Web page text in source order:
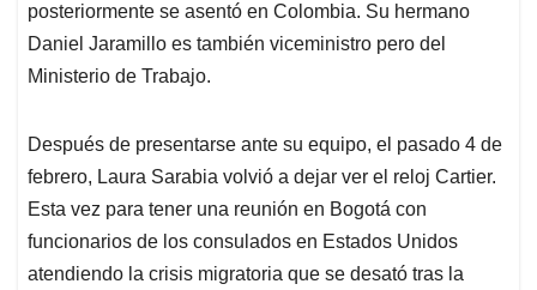
posteriormente se asentó en Colombia. Su hermano
Daniel Jaramillo es también viceministro pero del
Ministerio de Trabajo.
Después de presentarse ante su equipo, el pasado 4 de
febrero, Laura Sarabia volvió a dejar ver el reloj Cartier.
Esta vez para tener una reunión en Bogotá con
funcionarios de los consulados en Estados Unidos
atendiendo la crisis migratoria que se desató tras la